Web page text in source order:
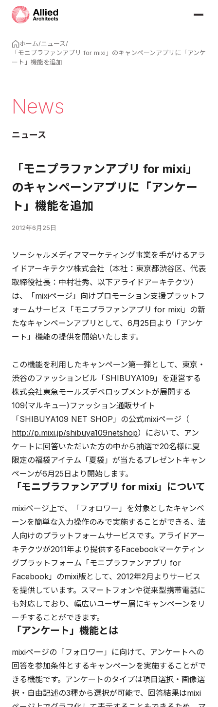
ホーム/ニュース/
「モニプラファンアプリ for mixi」のキャンペーンアプリに「アンケ
ート」機能を追加
News
ニュース
「モニプラファンアプリ for mixi」
のキャンペーンアプリに「アンケー
ト」機能を追加
2012年6月25日
ソーシャルメディアマーケティング事業を手がけるアラ
イドアーキテクツ株式会社（本社：東京都渋谷区、代表
取締役社長：中村壮秀、以下アライドアーキテクツ）
は、「mixiページ」向けプロモーション支援プラットフ
ォームサービス「モニプラファンアプリ for mixi」の新
たなキャンペーンアプリとして、6月25日より「アンケ
ート」機能の提供を開始いたします。
この機能を利用したキャンペーン第一弾として、東京・
渋谷のファッションビル「SHIBUYA109」を運営する
株式会社東急モールズデベロップメントが展開する
109(マルキュー)ファッション通販サイト
「SHIBUYA109 NET SHOP」の公式mixiページ（
http://p.mixi.jp/shibuya109netshop）において、アン
ケートに回答いただいた方の中から抽選で20名様に夏
限定の福袋アイテム「夏袋」が当たるプレゼントキャン
ペーンが6月25日より開始します。
「モニプラファンアプリ for mixi」について
mixiページ上で、「フォロワー」を対象としたキャンペ
ーンを簡単な入力操作のみで実施することができる、法
人向けのプラットフォームサービスです。アライドアー
キテクツが2011年より提供するFacebookマーケティン
グプラットフォーム「モニプラファンアプリ for
Facebook」のmixi版として、2012年2月よりサービス
を提供しています。スマートフォンや従来型携帯電話に
も対応しており、幅広いユーザー層にキャンペーンをリ
ーチすることができます。
「アンケート」機能とは
mixiページの「フォロワー」に向けて、アンケートへの
回答を参加条件とするキャンペーンを実施することがで
きる機能です。アンケートのタイプは項目選択・画像選
択・自由記述の3種から選択が可能で、回答結果はmixi